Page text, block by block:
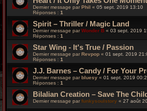
Dernier message par Phil « 05 sept. 2019 13:10
Réponses : 1
Spirit – Thriller / Magic Land
Dernier message parWonder B « 03 sept. 2019
Réponses : 1
Star Wing ‎- It's True / Passion
Dernier message par Revpop « 01 sept. 2019
Réponses : 1
J.J. Barnes ‎– Candy / For Your
Dernier message parbluesy « 01 sept. 2019
Réponses : 1
Bilalian Creation – Save The
Dernier message par funkysoulstory « 27 août